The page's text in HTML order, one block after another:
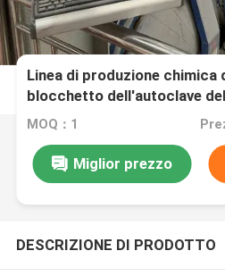
Linea di produzione chimica
blocchetto dell'autoclave
AAC autoclave di 2×31m AAC
MOQ：1
Miglior prezzo
DESCRIZIONE DI PRODOTTO